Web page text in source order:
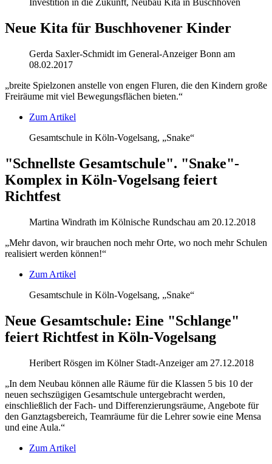
Investition in die Zukunft, Neubau Kita in Buschhoven
Neue Kita für Buschhovener Kinder
Gerda Saxler-Schmidt im General-Anzeiger Bonn am
08.02.2017
„breite Spielzonen anstelle von engen Fluren, die den Kindern große
Freiräume mit viel Bewegungsflächen bieten.“
Zum Artikel
Gesamtschule in Köln-Vogelsang, „Snake“
"Schnellste Gesamtschule". "Snake"-
Komplex in Köln-Vogelsang feiert
Richtfest
Martina Windrath im Kölnische Rundschau am 20.12.2018
„Mehr davon, wir brauchen noch mehr Orte, wo noch mehr Schulen
realisiert werden können!“
Zum Artikel
Gesamtschule in Köln-Vogelsang, „Snake“
Neue Gesamtschule: Eine "Schlange"
feiert Richtfest in Köln-Vogelsang
Heribert Rösgen im Kölner Stadt-Anzeiger am 27.12.2018
„In dem Neubau können alle Räume für die Klassen 5 bis 10 der
neuen sechszügigen Gesamtschule untergebracht werden,
einschließlich der Fach- und Differenzierungsräume, Angebote für
den Ganztagsbereich, Teamräume für die Lehrer sowie eine Mensa
und eine Aula.“
Zum Artikel